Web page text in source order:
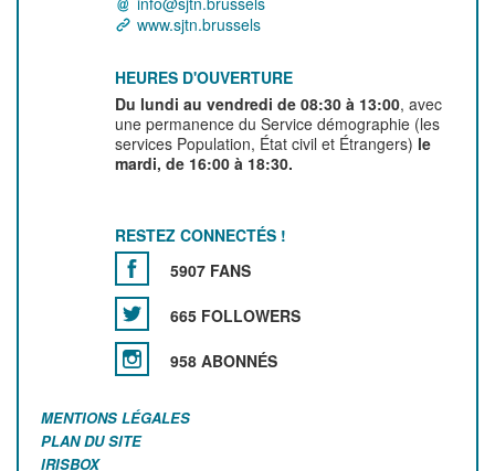
www.sjtn.brussels
HEURES D'OUVERTURE
Du lundi au vendredi de 08:30 à 13:00, avec
une permanence du Service démographie (les
services Population, État civil et Étrangers) le
mardi, de 16:00 à 18:30.
RESTEZ CONNECTÉS !
5907 FANS
665 FOLLOWERS
958 ABONNÉS
MENTIONS LÉGALES
PLAN DU SITE
IRISBOX